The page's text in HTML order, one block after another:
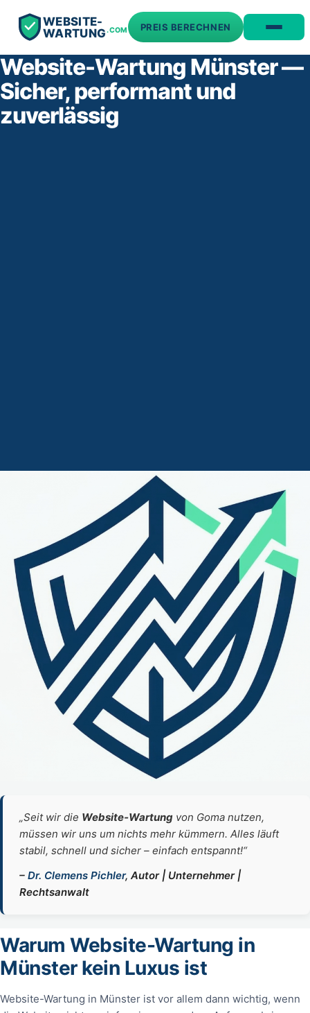
WEBSITE-
WARTUNG.COM PREIS BERECHNEN
Website-Wartung Münster —
Sicher, performant und
zuverlässig
„Seit wir die Website‑Wartung von Goma nutzen,
müssen wir uns um nichts mehr kümmern. Alles läuft
stabil, schnell und sicher – einfach entspannt!“
– Dr. Clemens Pichler, Autor | Unternehmer |
Rechtsanwalt
Warum Website-Wartung in
Münster kein Luxus ist
Website-Wartung in Münster ist vor allem dann wichtig, wenn